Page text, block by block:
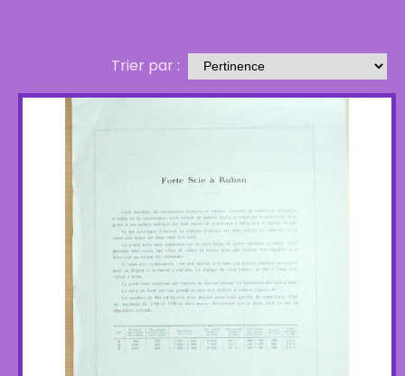
Trier par :